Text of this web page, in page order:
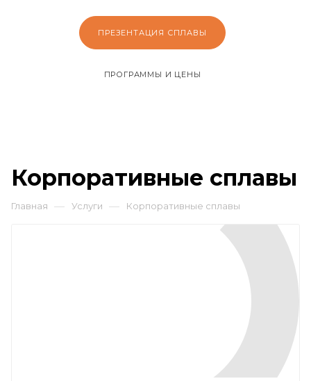
ПРЕЗЕНТАЦИЯ СПЛАВЫ
ПРОГРАММЫ И ЦЕНЫ
Корпоративные сплавы
Главная — Услуги — Корпоративные сплавы